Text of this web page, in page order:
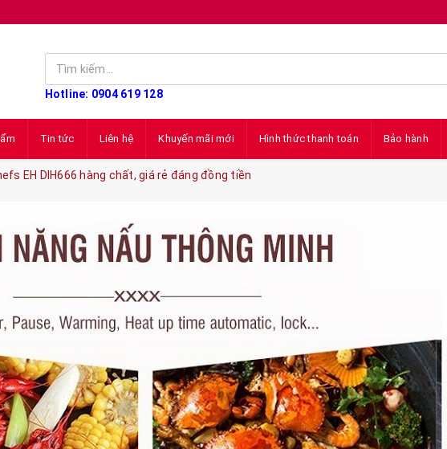
Hotline: 0904 619 128
Tin tức Liên hệ Khuyến mãi mới Hình thức thanh toán Bảo hành
EH DIH666 hàng chất, giá rẻ đáng đồng tiền